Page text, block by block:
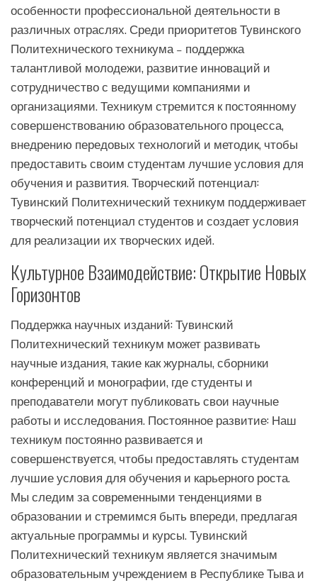
особенности профессиональной деятельности в
различных отраслях. Среди приоритетов Тувинского
Политехнического техникума – поддержка
талантливой молодежи, развитие инноваций и
сотрудничество с ведущими компаниями и
организациями. Техникум стремится к постоянному
совершенствованию образовательного процесса,
внедрению передовых технологий и методик, чтобы
предоставить своим студентам лучшие условия для
обучения и развития. Творческий потенциал:
Тувинский Политехнический техникум поддерживает
творческий потенциал студентов и создает условия
для реализации их творческих идей.
Культурное Взаимодействие: Открытие Новых
Горизонтов
Поддержка научных изданий: Тувинский
Политехнический техникум может развивать
научные издания, такие как журналы, сборники
конференций и монографии, где студенты и
преподаватели могут публиковать свои научные
работы и исследования. Постоянное развитие: Наш
техникум постоянно развивается и
совершенствуется, чтобы предоставлять студентам
лучшие условия для обучения и карьерного роста.
Мы следим за современными тенденциями в
образовании и стремимся быть впереди, предлагая
актуальные программы и курсы. Тувинский
Политехнический техникум является значимым
образовательным учреждением в Республике Тыва и